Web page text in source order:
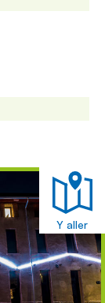
Y aller